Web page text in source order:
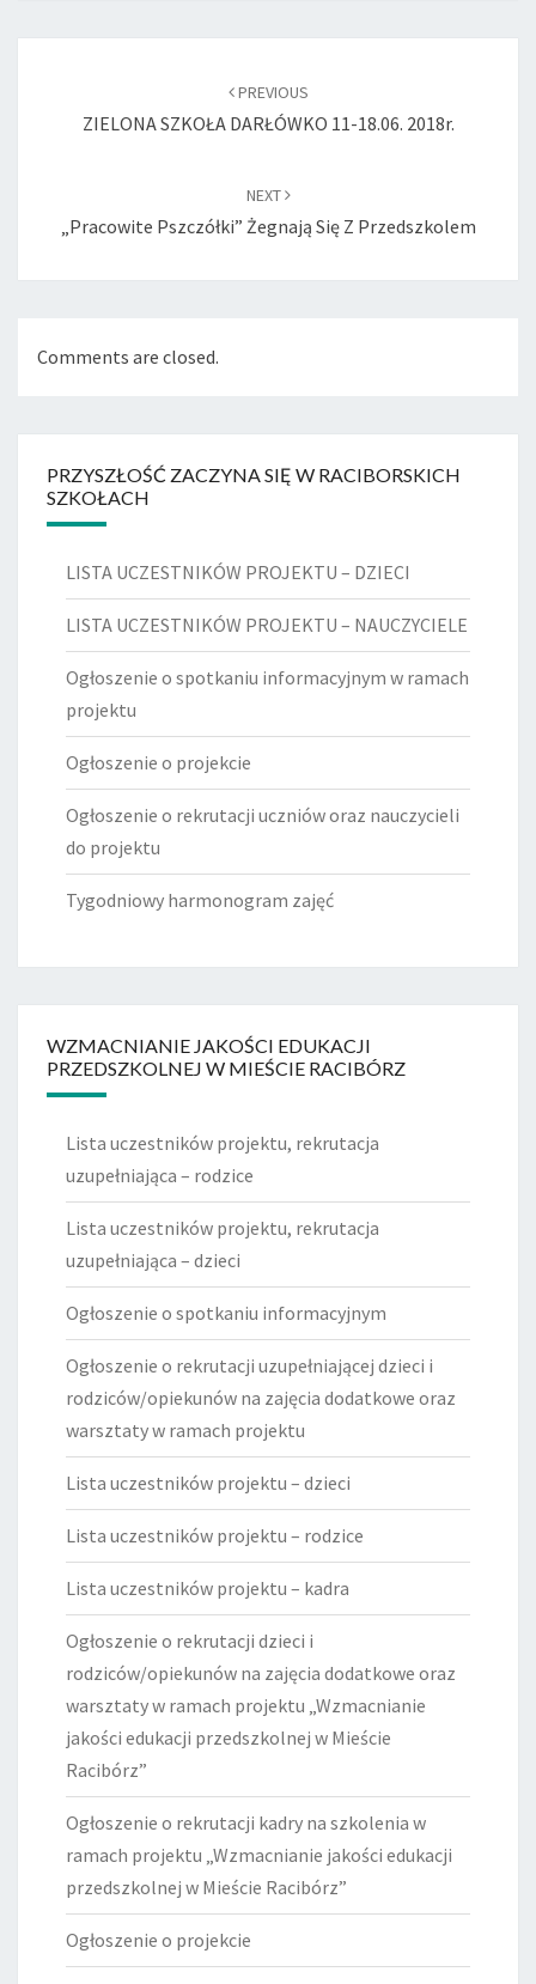
PREVIOUS
ZIELONA SZKOŁA DARŁÓWKO 11-18.06. 2018r.
NEXT
„Pracowite Pszczółki” Żegnają Się Z Przedszkolem
Comments are closed.
PRZYSZŁOŚĆ ZACZYNA SIĘ W RACIBORSKICH
SZKOŁACH
LISTA UCZESTNIKÓW PROJEKTU – DZIECI
LISTA UCZESTNIKÓW PROJEKTU – NAUCZYCIELE
Ogłoszenie o spotkaniu informacyjnym w ramach
projektu
Ogłoszenie o projekcie
Ogłoszenie o rekrutacji uczniów oraz nauczycieli
do projektu
Tygodniowy harmonogram zajęć
WZMACNIANIE JAKOŚCI EDUKACJI
PRZEDSZKOLNEJ W MIEŚCIE RACIBÓRZ
Lista uczestników projektu, rekrutacja
uzupełniająca – rodzice
Lista uczestników projektu, rekrutacja
uzupełniająca – dzieci
Ogłoszenie o spotkaniu informacyjnym
Ogłoszenie o rekrutacji uzupełniającej dzieci i
rodziców/opiekunów na zajęcia dodatkowe oraz
warsztaty w ramach projektu
Lista uczestników projektu – dzieci
Lista uczestników projektu – rodzice
Lista uczestników projektu – kadra
Ogłoszenie o rekrutacji dzieci i
rodziców/opiekunów na zajęcia dodatkowe oraz
warsztaty w ramach projektu „Wzmacnianie
jakości edukacji przedszkolnej w Mieście
Racibórz”
Ogłoszenie o rekrutacji kadry na szkolenia w
ramach projektu „Wzmacnianie jakości edukacji
przedszkolnej w Mieście Racibórz”
Ogłoszenie o projekcie